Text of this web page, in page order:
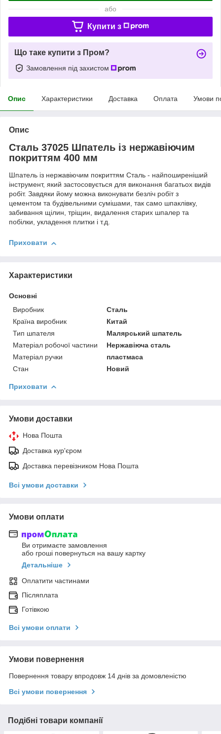
або
Купити з
Що таке купити з Пром?
Замовлення під захистом
Опис Характеристики Доставка Оплата Умови
Опис
Сталь 37025 Шпатель із нержавіючим
покриттям 400 мм
Шпатель із нержавіючим покриттям Сталь - найпоширеніший
інструмент, який застосовується для виконання багатьох видів
робіт. Завдяки йому можна виконувати безліч робіт з
цементом та будівельними сумішами, так само шпаклівку,
забивання щілин, тріщин, видалення старих шпалер та
побілки, укладення плитки і т.д.
Приховати
Характеристики
Основні
Виробник
Сталь
Країна виробник
Китай
Тип шпателя
Малярський шпатель
Матеріал робочої частини
Нержавіюча сталь
Матеріал ручки
пластмаса
Стан
Новий
Приховати
Умови доставки
Нова Пошта
Доставка кур'єром
Доставка перевізником Нова Пошта
Всі умови доставки
Умови оплати
Ви отримаєте замовлення
або гроші повернуться на вашу картку
Детальніше
Оплатити частинами
Післяплата
Готівкою
Всі умови оплати
Умови повернення
Повернення товару впродовж 14 днів за домовленістю
Всі умови повернення
Подібні товари компанії